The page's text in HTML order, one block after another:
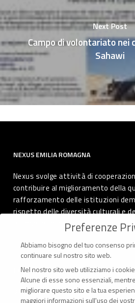
Next Post
Campo di volontariato nei
Sahawi
NEXUS EMILIA ROMAGNA
Nexus svolge attività di
contribuire al miglioramento della
rafforzamento delle istituzioni
rispetto delle diversità culturali e
autodeterminazione dei popoli.
CONTATTI
Via Marconi 69 – 40122 Bologna
Preferenze
Abbiamo bisogno del tuo consenso
continuare sul nostro sito web.
Nel nostro sito web utilizziamo i
Alcune di esse sono essenziali,
migliorare questo sito e la tua
maggiori informazioni sull'uso dei